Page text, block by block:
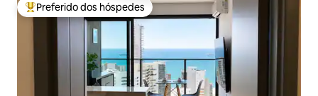
Entre os melhores preferidos dos hóspedes
Preferido dos hóspedes